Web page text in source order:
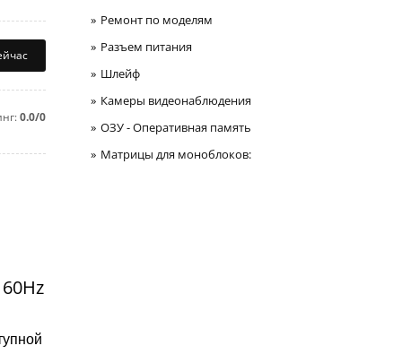
0.0/0
Ремонт по моделям
Разъем питания
Шлейф
Камеры видеонаблюдения
ОЗУ - Оперативная память
Матрицы для моноблоков: